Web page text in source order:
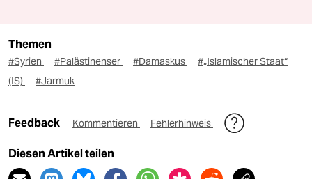
Themen
#Syrien #Palästinenser #Damaskus
#„Islamischer Staat“
(IS)
#Jarmuk
Feedback Kommentieren Fehlerhinweis
Diesen Artikel teilen